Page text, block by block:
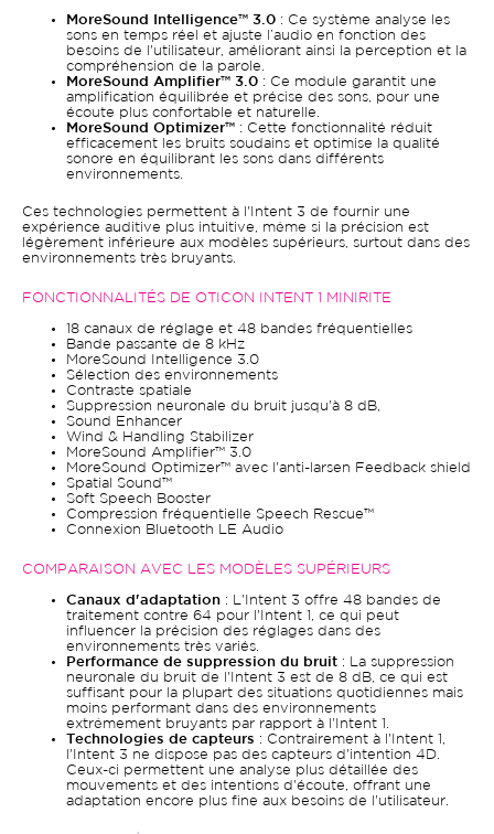
MoreSound Intelligence™ 3.0 : Ce système analyse les
sons en temps réel et ajuste l’audio en fonction des
besoins de l'utilisateur, améliorant ainsi la perception et la
compréhension de la parole.
MoreSound Amplifier™ 3.0 : Ce module garantit une
amplification équilibrée et précise des sons, pour une
écoute plus confortable et naturelle.
MoreSound Optimizer™ : Cette fonctionnalité réduit
efficacement les bruits soudains et optimise la qualité
sonore en équilibrant les sons dans différents
environnements.
Ces technologies permettent à l'Intent 3 de fournir une
expérience auditive plus intuitive, même si la précision est
légèrement inférieure aux modèles supérieurs, surtout dans des
environnements très bruyants.
FONCTIONNALITÉS DE OTICON INTENT 1 MINIRITE
18 canaux de réglage et 48 bandes fréquentielles
Bande passante de 8 kHz
MoreSound Intelligence 3.0
Sélection des environnements
Contraste spatiale
Suppression neuronale du bruit jusqu'à 8 dB,
Sound Enhancer
Wind & Handling Stabilizer
MoreSound Amplifier™ 3.0
MoreSound Optimizer™ avec l'anti-larsen Feedback shield
Spatial Sound™
Soft Speech Booster
Compression fréquentielle Speech Rescue™
Connexion Bluetooth LE Audio
COMPARAISON AVEC LES MODÈLES SUPÉRIEURS
Canaux d'adaptation : L'Intent 3 offre 48 bandes de
traitement contre 64 pour l'Intent 1, ce qui peut
influencer la précision des réglages dans des
environnements très variés.
Performance de suppression du bruit : La suppression
neuronale du bruit de l'Intent 3 est de 8 dB, ce qui est
suffisant pour la plupart des situations quotidiennes mais
moins performant dans des environnements
extrêmement bruyants par rapport à l'Intent 1.
Technologies de capteurs : Contrairement à l'Intent 1,
l'Intent 3 ne dispose pas des capteurs d'intention 4D.
Ceux-ci permettent une analyse plus détaillée des
mouvements et des intentions d'écoute, offrant une
adaptation encore plus fine aux besoins de l'utilisateur.